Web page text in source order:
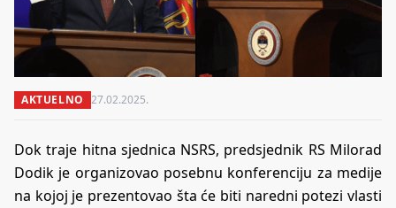
AKTUELNO 27.02.2025.
Dok traje hitna sjednica NSRS, predsjednik RS Milorad
Dodik je organizovao posebnu konferenciju za medije
na kojoj je prezentovao šta će biti naredni potezi vlasti